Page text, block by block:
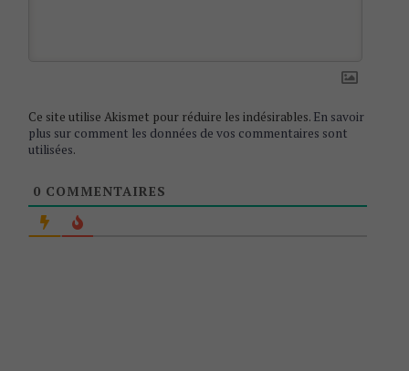
Ce site utilise Akismet pour réduire les indésirables. En savoir
plus sur comment les données de vos commentaires sont
utilisées.
0 COMMENTAIRES